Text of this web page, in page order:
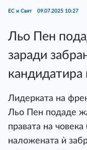
ЕС и Свят 09.07.2025 10:27
Льо Пен
заради
кандидатира
Лидерката на
Льо Пен подаде
правата на
наложената ѝ